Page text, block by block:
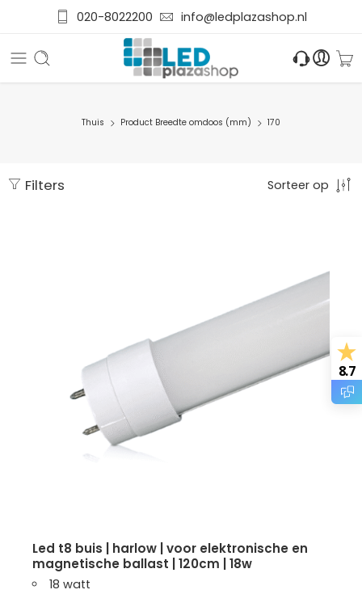
020-8022200 info@ledplazashop.nl
Thuis Product Breedte omdoos (mm) 170
Filters Sorteer op
led t8 buis | harlow | voor elektronische en
magnetische ballast | 120cm | 18w
18 watt
8.7